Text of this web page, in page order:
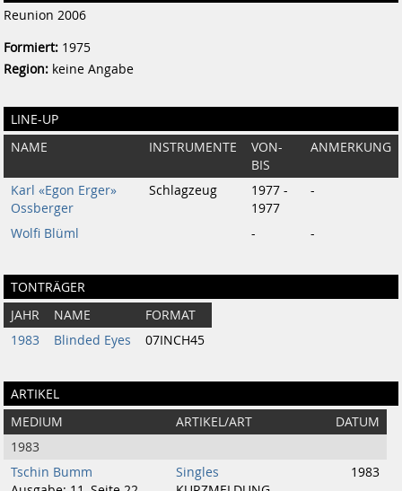
Reunion 2006
Formiert: 1975
Region: keine Angabe
LINE-UP
NAME INSTRUMENTE
VON-
BIS
ANMERKUNG
Karl «Egon Erger»
Ossberger
Schlagzeug
1977 -
1977
-
Wolfi Blüml - -
TONTRÄGER
JAHR NAME
FORMAT
1983
Blinded Eyes 07INCH45
ARTIKEL
MEDIUM ARTIKEL/ART
DATUM
1983
Tschin Bumm
Singles
1983